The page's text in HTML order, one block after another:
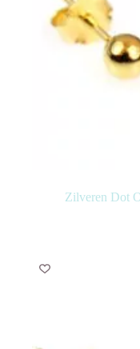
Zilveren Dot